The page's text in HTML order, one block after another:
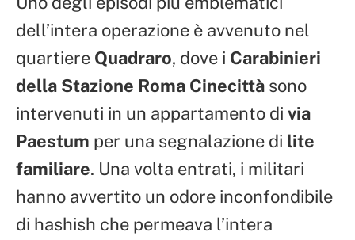
dell’intera operazione è avvenuto nel
quartiere Quadraro, dove i Carabinieri
della Stazione Roma Cinecittà sono
intervenuti in un appartamento di via
Paestum per una segnalazione di lite
familiare. Una volta entrati, i militari
hanno avvertito un odore inconfondibile
di hashish che permeava l’intera